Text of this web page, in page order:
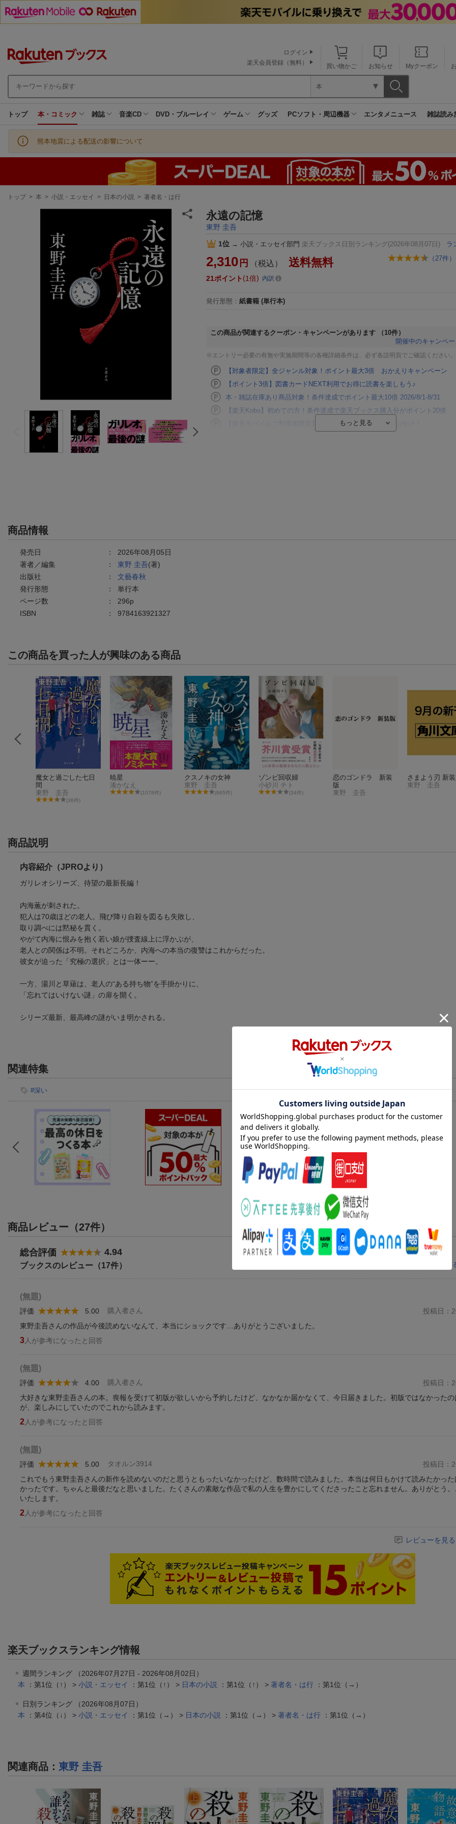
買い物かご お知らせ Myクーポン
ログイン
楽天会員登録（無料）
本
トップ 本・コミック 雑誌 音楽CD DVD・ブルーレイ ゲーム グッズ PCソフト・周辺機器 エンタメニュース 雑誌読み
熊本地震による配送の影響について
現
トップ > 本 > 小説・エッセイ > 日本の小説 > 著者名・は行
永遠の記憶
東野 圭吾
1位 → 小説・エッセイ部門 楽天ブックス日別ランキング(2026年08月07日)
ラ
（27件）
2,310 円 （税込） 送料無料
21ポイント 1倍 内訳
発行形態 ： 紙書籍 (単行本)
この商品が関連するクーポン・キャンペーンがあります
（10件）
開催中のキャンペ
※エントリー必要の有無や実施期間等の各種詳細条件は、必ず各説明頁でご確認ください。
【対象者限定】全ジャンル対象！ポイント最大3倍 おかえりキャンペーン
【ポイント3倍】図書カードNEXT利用でお得に読書を楽しもう♪
本・雑誌在庫あり商品対象！条件達成でポイント最大10倍 2026/8/1-8/31
【楽天Kobo】初めての方！条件達成で楽天ブックス購入分がポイント20倍
【楽天モバイルご利用者限定】条件達成で100万ポイント山分け！
商品情報
発売日 ： 2026年08月05日
著者／編集
： 東野 圭吾(著)
出版社
： 文藝春秋
発行形態
： 単行本
ページ数
： 296p
ISBN
： 9784163921327
この商品を買った人が興味のある商品
魔女と過ごした七日
間
東野 圭吾
(36件)
暁星
湊かなえ
(1078件)
クスノキの女神
東野 圭吾
(665件)
ゾンビ回収婦
小砂川 チト
(34件)
恋のゴンドラ 新装
版
東野 圭吾
さまよう刃 新
東野 圭吾
商品説明
内容紹介（JPROより）
ガリレオシリーズ、待望の最新長編！
内海薫が刺された。
犯人は70歳ほどの老人。飛び降り自殺を図るも失敗し、
取り調べには黙秘を貫く。
やがて内海に恨みを抱く若い娘が捜査線上に浮かぶが、
老人との関係は不明。それどころか、内海への本当の復讐はこれからだった。
彼女が迫った「究極の選択」とは一体ーー。
一方、湯川と草薙は、老人の“ある持ち物”を手掛かりに、
「忘れてはいけない謎」の扉を開く。
シリーズ最新、最高峰の謎がいま明かされる。
関連特集
#深い
商品レビュー（27件）
総合評価 4.94
ブックスのレビュー（17件） レビューを見
(無題)
購入者さん
評価 5.00
投稿日：
東野圭吾さんの作品が今後読めないなんて、本当にショックです…ありがとうございました。
3 人が参考になったと回答
(無題)
購入者さん
評価 4.00
投稿日：
大好きな東野圭吾さんの本。喪報を受けて初版が欲しいから予約したけど、なかなか届かなくて、今日届きました。初版ではなかったの
が、楽しみにしていたのでこれから読みます。
2 人が参考になったと回答
(無題)
タオルン3914
評価 5.00
投稿日：
これでもう東野圭吾さんの新作を読めないのだと思うともったいなかったけど、数時間で読みました。本当は何日もかけて読みたかっ
かったです。ちゃんと最後だなと思いました。たくさんの素敵な作品で私の人生を豊かにしてくださったこと忘れません。ありがとう。
いたします。
2 人が参考になったと回答
レビューを見
楽天ブックスランキング情報
週間ランキング （2026年07月27日 - 2026年08月02日）
本 ：第1位（↑） > 小説・エッセイ ：第1位（↑） > 日本の小説 ：第1位（↑） > 著者名・は行 ：第1位（→）
日別ランキング （2026年08月07日）
本 ：第4位（↓） > 小説・エッセイ ：第1位（→） > 日本の小説 ：第1位（→） > 著者名・は行 ：第1位（→）
関連商品 ： 東野 圭吾